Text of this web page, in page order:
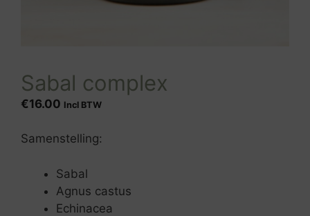
Sabal complex
€16.00 Incl BTW
Samenstelling:
Sabal
Agnus castus
Echinacea